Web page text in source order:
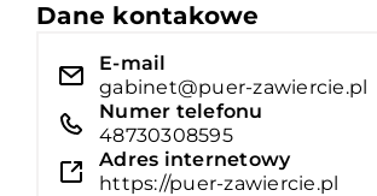
Dane kontakowe
E-mail
gabinet@puer-zawiercie.pl
Numer telefonu
48730308595
Adres internetowy
https://puer-zawiercie.pl